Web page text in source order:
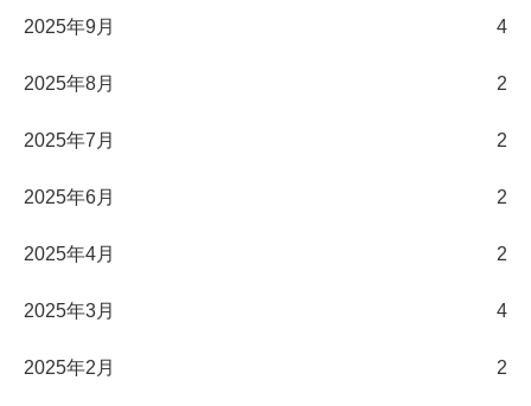
2025年9月 4
2025年8月 2
2025年7月 2
2025年6月 2
2025年4月 2
2025年3月 4
2025年2月 2